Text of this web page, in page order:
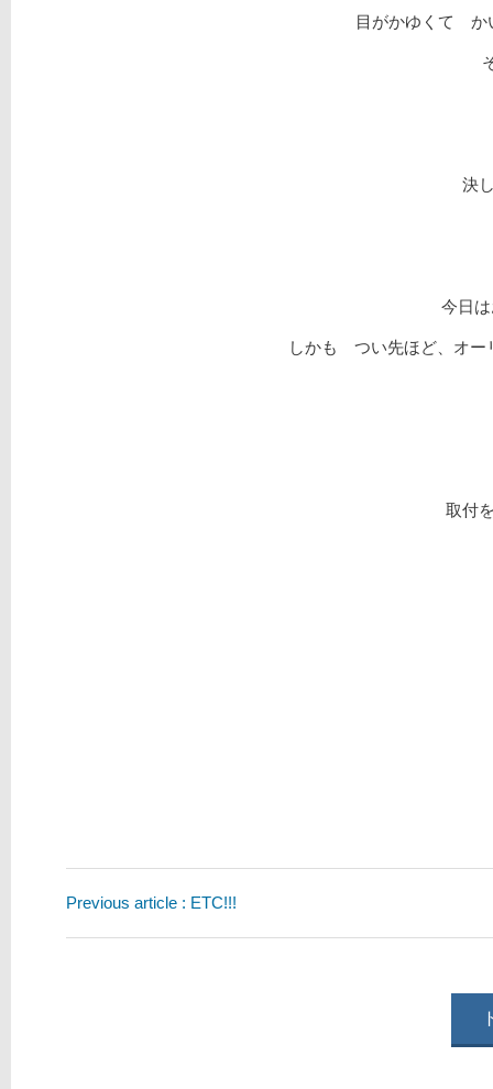
目がかゆくて か
決
今日
しかも つい先ほど、オー
取付
Previous article : ETC!!!